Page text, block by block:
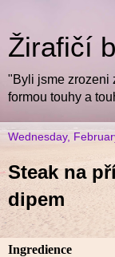
Žirafičí
"Byli jsme zrozeni
formou touhy a
Wednesday,
Steak na
dipem
Ingredience